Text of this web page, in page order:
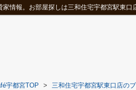
情報。お部屋探しは三和住宅宇都宮駅東口
宇都宮TOP > 三和住宅宇都宮駅東口店の